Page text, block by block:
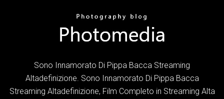
Sono Innamorato Di Pippa Bacca Streaming
Altadefinizione. Sono Innamorato Di Pippa Bacca
Streaming Altadefinizione, Film Completo in Streaming Alta